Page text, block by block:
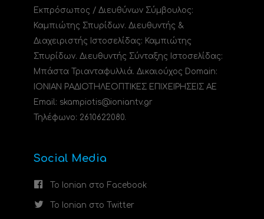
Εκπρόσωπος / Διευθύνων Σύμβουλος:
Καμπιώτης Σπυρίδων. Διευθυντής &
Διαχειριστής Ιστοσελίδας: Καμπιώτης
Σπυρίδων. Διευθυντής Σύνταξης Ιστοσελίδας:
Μπάστα Τριανταφυλλιά. Δικαιούχος Domain:
ΙΟΝΙΑΝ ΡΑΔΙΟΤΗΛΕΟΠΤΙΚΕΣ ΕΠΙΧΕΙΡΗΣΕΙΣ ΑΕ
Email: skampiotis@ioniantv.gr
Τηλέφωνο: 2610622080.
Social Media
Το Ionian στο Facebook
Το Ionian στο Twitter